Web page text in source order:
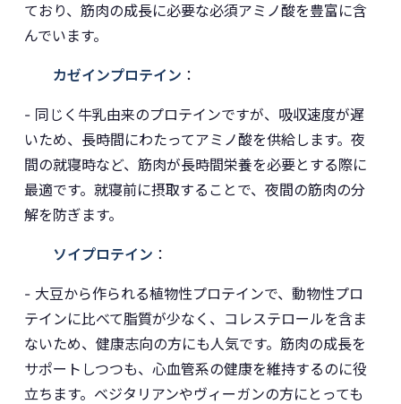
ており、筋肉の成長に必要な必須アミノ酸を豊富に含
んでいます。
カゼインプロテイン ：
- 同じく牛乳由来のプロテインですが、吸収速度が遅
いため、長時間にわたってアミノ酸を供給します。夜
間の就寝時など、筋肉が長時間栄養を必要とする際に
最適です。就寝前に摂取することで、夜間の筋肉の分
解を防ぎます。
ソイプロテイン ：
- 大豆から作られる植物性プロテインで、動物性プロ
テインに比べて脂質が少なく、コレステロールを含ま
ないため、健康志向の方にも人気です。筋肉の成長を
サポートしつつも、心血管系の健康を維持するのに役
立ちます。ベジタリアンやヴィーガンの方にとっても